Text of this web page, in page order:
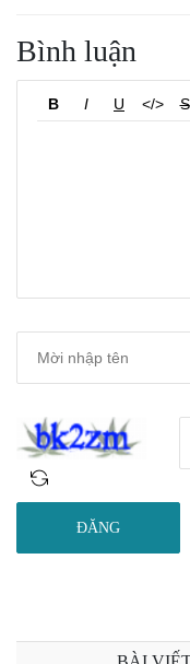
Bình luận
B I U </> S
ĐĂNG